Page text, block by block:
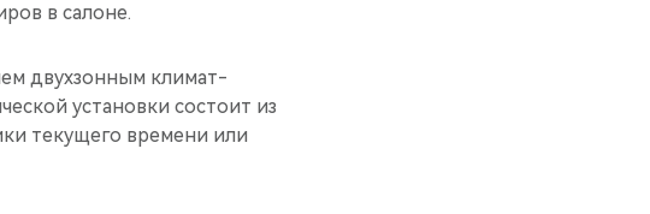
в салоне.
двухзонным климат-
установки состоит из
текущего времени или